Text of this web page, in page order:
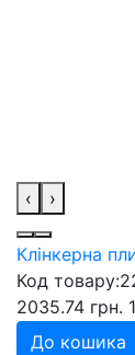
‹ ›
Клінкерна
Код товару:
2035.74 грн.
До кошика